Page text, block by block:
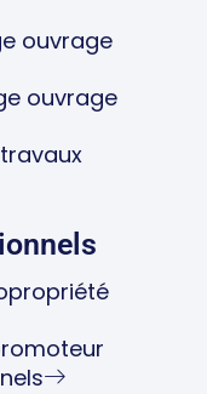
ouvrage
ouvrage